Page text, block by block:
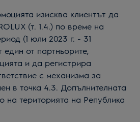
изисква клиентът да
(т. 1.4.) по време на
(1 юли 2023 г. - 31
един от партньорите,
и да регистрира
с механизма за
в точка 4.3. Допълнителната
на територията на Република